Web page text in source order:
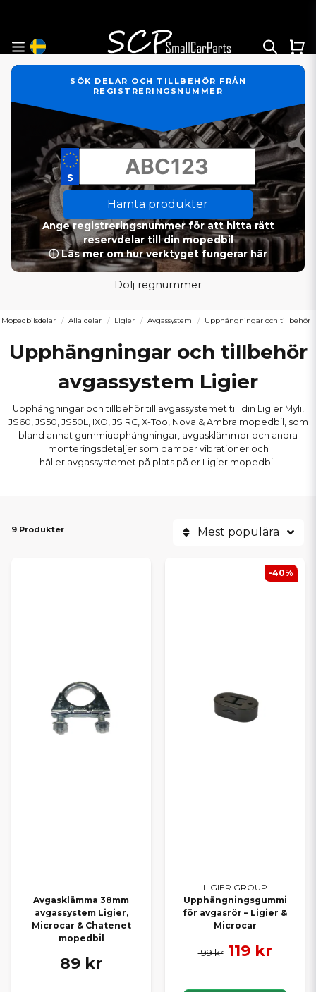
SÖK DELAR OCH TILLBEHÖR FRÅN
REGISTRERINGSNUMMER
Hämta produkter
Ange registreringsnummer för att hitta rätt
reservdelar till din mopedbil
ⓘ Läs mer om hur verktyget fungerar här
Dölj regnummer
Mopedbilsdelar Alla delar Ligier Avgassystem Upphängningar och tillbehör
Upphängningar och tillbehör
avgassystem Ligier
Upphängningar och tillbehör till avgassystemet till din Ligier Myli,
JS60, JS50, JS50L, IXO, JS RC, X-Too, Nova & Ambra mopedbil, som
bland annat gummiupphängningar, avgasklämmor och andra
monteringsdetaljer som dämpar vibrationer och
håller avgassystemet på plats på er Ligier mopedbil.
9 Produkter Mest populära
Avgasklämma 38mm
avgassystem Ligier,
Microcar & Chatenet
mopedbil
89 kr
LIGIER GROUP
Upphängningsgummi
för avgasrör – Ligier &
Microcar
199 kr 119 kr
-40%